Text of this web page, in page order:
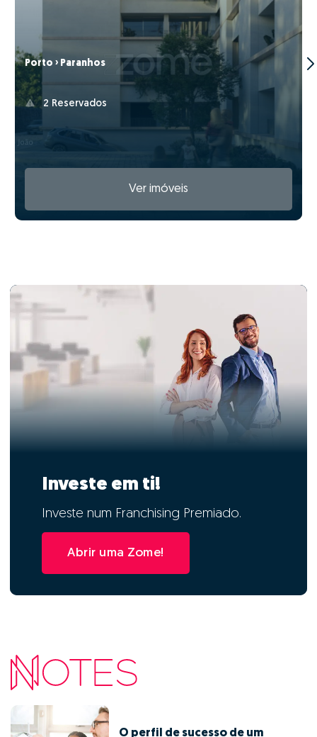
Porto › Paranhos
2 Reservados
Ver imóveis
Investe em ti!
Investe num Franchising Premiado.
Abrir uma Zome!
O perfil de sucesso de um